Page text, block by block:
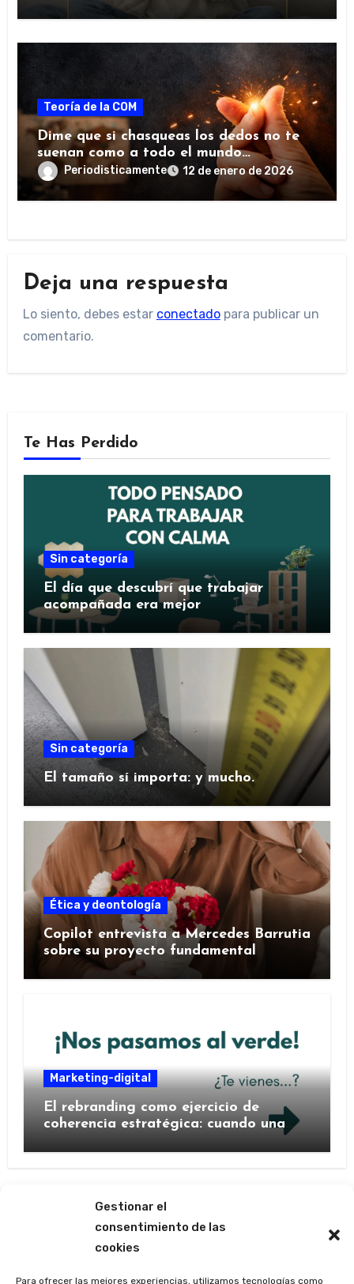
Gestionar el
consentimiento de las
cookies
Para ofrecer las mejores experiencias, utilizamos tecnologías como
Teoría de la COM
Dime que si chasqueas los dedos no te
suenan como a todo el mundo…
Periodisticamente 12 de enero de 2026
Deja una respuesta
Lo siento, debes estar conectadopara publicar un
comentario.
Te Has Perdido
Sin categoría
El día que descubrí que trabajar
acompañada era mejor
Sin categoría
El tamaño sí importa: y mucho.
Ética y deontología
Copilot entrevista a Mercedes Barrutia
sobre su proyecto fundamental
Marketing-digital
El rebranding como ejercicio de
coherencia estratégica: cuando una
Las ágoras de Mercedes